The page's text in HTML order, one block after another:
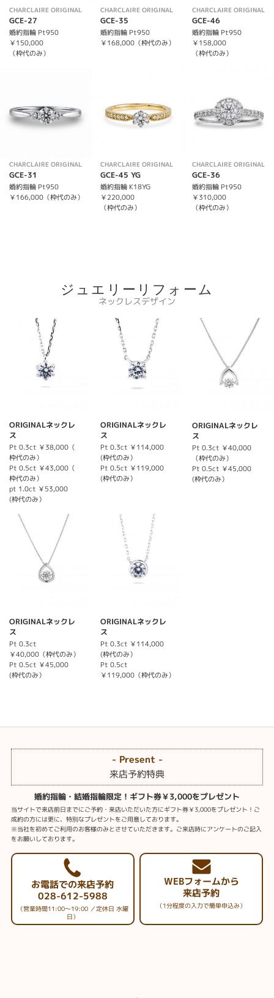
CHARCLAIRE ORIGINAL
GCE-27
婚約指輪 Pt950
￥150,000
（枠代のみ）
CHARCLAIRE ORIGINAL
GCE-35
婚約指輪 Pt950
￥168,000（枠代のみ）
CHARCLAIRE ORIGINAL
GCE-46
婚約指輪 Pt950
￥158,000
（枠代のみ）
CHARCLAIRE ORIGINAL
GCE-31
婚約指輪 Pt950
￥166,000（枠代のみ）
CHARCLAIRE ORIGINAL
GCE-45 YG
婚約指輪 K18YG
￥220,000
（枠代のみ）
CHARCLAIRE ORIGINAL
GCE-36
婚約指輪 Pt950
￥310,000
（枠代のみ）
ジュエリーリフォーム
ネックレスデザイン
ORIGINALネックレ
ス
Pt 0.3ct ￥38,000（
枠代のみ）
Pt 0.5ct ￥43,000（
枠代のみ）
pt 1.0ct ￥53,000
(枠代のみ）
ORIGINALネックレ
ス
Pt 0.3ct ￥114,000
(枠代のみ）
Pt 0.5ct ￥119,000
(枠代のみ）
ORIGINALネックレ
ス
Pt 0.3ct ￥40,000
（枠代のみ）
Pt 0.5ct ￥45,000
(枠代のみ）
ORIGINALネックレ
ス
Pt 0.3ct
￥40,000（枠代のみ）
Pt 0.5ct ￥45,000
(枠代のみ）
ORIGINALネックレ
ス
Pt 0.3ct ￥114,000
(枠代のみ）
Pt 0.5ct
￥119,000（枠代のみ）
- Present -
来店予約特典
婚約指輪・結婚指輪限定！ギフト券￥3,000をプレゼント
当サイトで来店前日までにご予約・来店いただいた方にギフト券￥3,000をプレゼント！ご
成約の方には更に、特別なプレゼントをご用意しております。
※当社を初めてご利用のお客様のみとさせていただきます。ご来店時にアンケートのご記入
をお願いしております。
お電話での来店予約
028-612-5988
（営業時間11:00～19:00 ／定休日 水曜
日）
WEBフォームから
来店予約
（1分程度の入力で簡単申込み）